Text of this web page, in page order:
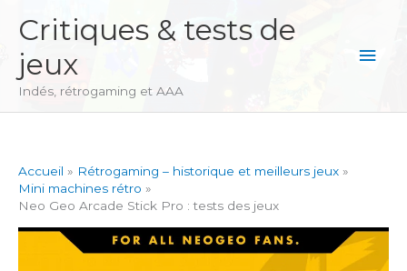
contenu
Critiques & tests de
jeux
Indés, rétrogaming et AAA
Accueil
Rétrogaming – historique et meilleurs jeux
Mini machines rétro
Neo Geo Arcade Stick Pro : tests des jeux